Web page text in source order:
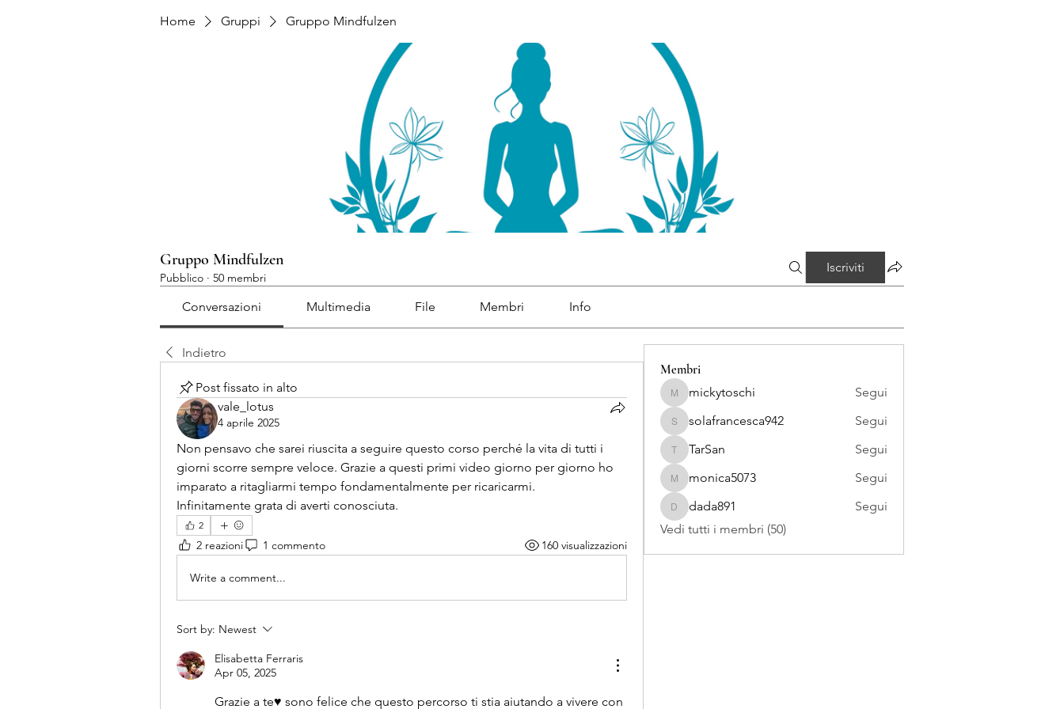
Home Gruppi Gruppo Mindfulzen
Gruppo Mindfulzen
Pubblico · 50 membri
Iscriviti
Conversazioni Multimedia File Membri Info
Indietro
Post fissato in alto
vale_lotus
4 aprile 2025
Non pensavo che sarei riuscita a seguire questo corso perché la vita di tutti i
giorni scorre sempre veloce. Grazie a questi primi video giorno per giorno ho
imparato a ritagliarmi tempo fondamentalmente per ricaricarmi.
Infinitamente grata di averti conosciuta.
2
2 reazioni 1 commento 160 visualizzazioni
Write a comment...
Sort by: Newest
Elisabetta Ferraris
Apr 05, 2025
Grazie a te♥️ sono felice che questo percorso ti stia aiutando a vivere con
Membri
mickytoschi
mickytoschi Segui
solafrancesca942
solafrancesca942 Segui
TarSan
TarSan Segui
monica5073
monica5073 Segui
dada891
dada891
Segui
Vedi tutti i membri (50)